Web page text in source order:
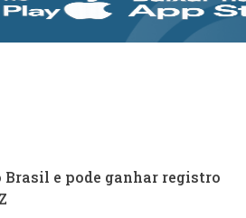
rastreabilidade e
rigor técnico para
Brasil e pode ganhar registro